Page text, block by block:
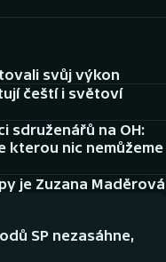
svůj výkon
čeští i světoví
sdruženářů na OH:
kterou nic nemůžeme
je Zuzana Maděrová
SP nezasáhne,